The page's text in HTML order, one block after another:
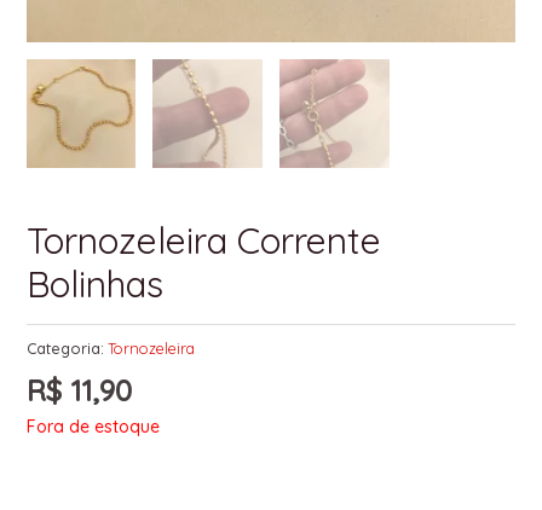
Tornozeleira Corrente
Bolinhas
Categoria: Tornozeleira
R$11,90
Fora de estoque